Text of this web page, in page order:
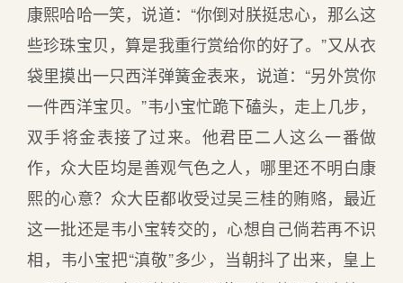
康熙哈哈一笑，说道：“你倒对朕挺忠心，那么这
些珍珠宝贝，算是我重行赏给你的好了。”又从衣
袋里摸出一只西洋弹簧金表来，说道：“另外赏你
一件西洋宝贝。”韦小宝忙跪下磕头，走上几步，
双手将金表接了过来。他君臣二人这么一番做
作，众大臣均是善观气色之人，哪里还不明白康
熙的心意？众大臣都收受过吴三桂的贿赂，最近
这一批还是韦小宝转交的，心想自己倘若再不识
相，韦小宝把“滇敬”多少，当朝抖了出来，皇上